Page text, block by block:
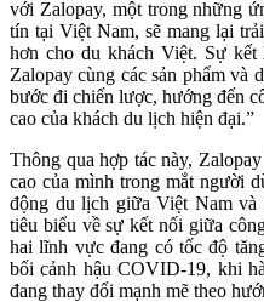
với Zalopay, một trong những
tín tại Việt Nam, sẽ mang lại
hơn cho du khách Việt. Sự kết
Zalopay cùng các sản phẩm và
bước đi chiến lược, hướng đến
cao của khách du lịch hiện đại.”
Thông qua hợp tác này,
cao của mình trong mắt người
động du lịch giữa Việt Nam
tiêu biểu về sự kết nối giữa
hai lĩnh vực đang có tốc độ
bối cảnh hậu COVID-19, khi
đang thay đổi mạnh mẽ theo